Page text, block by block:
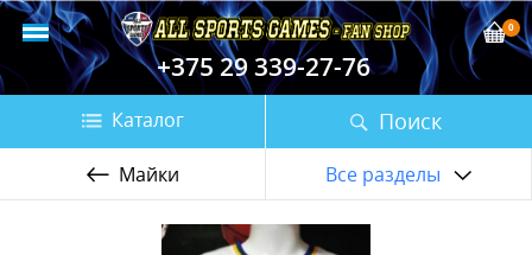
+375 29 339-27-76
Поиск
0
Каталог
Майки Все разделы